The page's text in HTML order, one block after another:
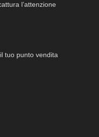
l’attenzione
tuo punto vendita